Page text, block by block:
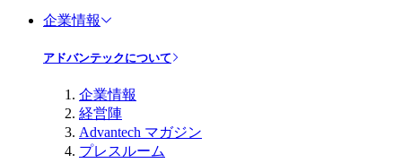
企業情報
アドバンテックについて
企業情報
経営陣
Advantech マガジン
プレスルーム